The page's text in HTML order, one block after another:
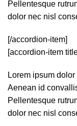
Pellentesque
dolor nec nisl
[/accordion-item]
[accordion-item
Lorem ipsum
Aenean id
Pellentesque
dolor nec nisl